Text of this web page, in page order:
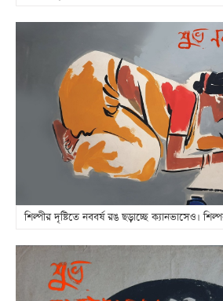
পেপার
শিল্পীর দৃষ্টিতে নববর্ষ রঙ ছড়াচ্ছে ক্যানভাসেও।